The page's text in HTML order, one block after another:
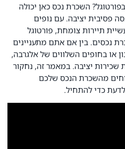
השכרת נכס כאן יכולה
פסיבית יציבה. עם נופים
תיירות צומחת, פורטוגל
נכסים. בין אם אתם מתעניינים
או בחופים השלווים של אלגרבה,
שכירות יציבה. במאמר זה, נחקור
מהשכרת הנכס שלכם
כדי להתחיל.